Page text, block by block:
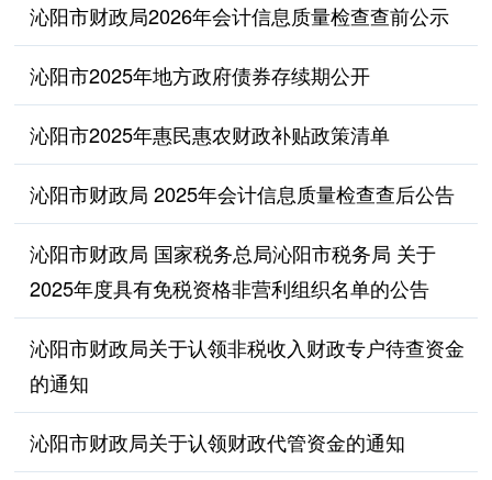
沁阳市财政局2026年会计信息质量检查查前公示
沁阳市2025年地方政府债券存续期公开
沁阳市2025年惠民惠农财政补贴政策清单
沁阳市财政局 2025年会计信息质量检查查后公告
沁阳市财政局 国家税务总局沁阳市税务局 关于
2025年度具有免税资格非营利组织名单的公告
沁阳市财政局关于认领非税收入财政专户待查资金
的通知
沁阳市财政局关于认领财政代管资金的通知